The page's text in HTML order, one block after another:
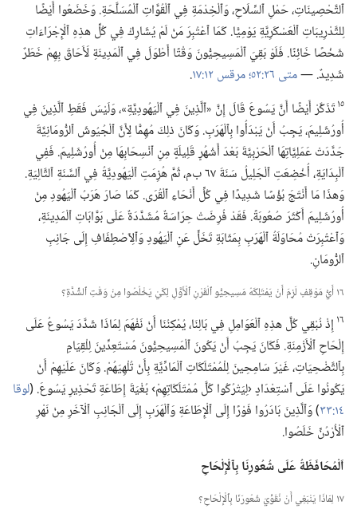
ٱلتَّحْصِينَاتِ،‏ حَمْلِ ٱلسِّلَاحِ،‏ وَٱلْخِدْمَةِ فِي ٱلْقُوَّاتِ ٱلْمُسَلَّحَةِ.‏ وَخَضَعُوا أَيْضًا
لِلتَّدْرِيبَاتِ ٱلْعَسْكَرِيَّةِ يَوْمِيًّا.‏ كَمَا ٱعْتُبِرَ مَنْ لَمْ يُشَارِكْ فِي كُلِّ هذِهِ ٱلْإِجْرَاءَاتِ
شَخْصًا خَائِنًا.‏ فَلَوْ بَقِيَ ٱلْمَسِيحِيُّونَ وَقْتًا أَطْوَلَ فِي ٱلْمَدِينَةِ لَأَحَاقَ بِهِمْ خَطَرٌ
شَدِيدٌ.‏ —‏متى ٢٦:‏٥٢؛‏ مرقس ١٢:‏١٧ ‏.‏
١٥تَذَكَّرْ أَيْضًا أَنَّ يَسُوعَ قَالَ إِنَّ «ٱلَّذِينَ فِي ٱلْيَهُودِيَّةِ»،‏ وَلَيْسَ فَقَطِ ٱلَّذِينَ فِي
أُورُشَلِيمَ،‏ يَجِبُ أَنْ يَبْدَأُوا بِٱلْهَرَبِ.‏ وَكَانَ ذلِكَ مُهِمًّا لِأَنَّ ٱلْجُيُوشَ ٱلرُّومَانِيَّةَ
جَدَّدَتْ عَمَلِيَّاتِهَا ٱلْحَرْبِيَّةَ بَعْدَ أَشْهُرٍ قَلِيلَةٍ مِنِ ٱنْسِحَابِهَا مِنْ أُورُشَلِيمَ.‏ فَفِي
ٱلْبِدَايَةِ،‏ أُخْضِعَتِ ٱلْجَلِيلُ سَنَةَ ٦٧ ب‌م،‏ ثُمَّ هُزِمَتِ ٱلْيَهُودِيَّةُ فِي ٱلسَّنَةِ ٱلتَّالِيَةِ.‏
وَهذَا مَا أَنْتَجَ بُؤْسًا شَدِيدًا فِي كُلِّ أَنْحَاءِ ٱلْقُرَى.‏ كَمَا صَارَ هَرَبُ ٱلْيَهُودِ مِنْ
أُورُشَلِيمَ أَكْثَرَ صُعُوبَةً.‏ فَقَدْ فُرِضَتْ حِرَاسَةٌ مُشَدَّدَةٌ عَلَى بَوَّابَاتِ ٱلْمَدِينَةِ،‏
وَٱعْتُبِرَتْ مُحَاوَلَةُ ٱلْهَرَبِ بِمَثَابَةِ تَخَلٍّ عَنِ ٱلْيَهُودِ وَٱلِٱصْطِفَافِ إِلَى جَانِبِ
ٱلرُّومَانِ.‏
١٦ أَيُّ مَوْقِفٍ لَزِمَ أَنْ يَمْتَلِكَهُ مَسِيحِيُّو ٱلْقَرْنِ ٱلْأَوَّلِ لِكَيْ يَخْلُصُوا مِنْ وَقْتِ ٱلشِّدَّةِ؟‏
١٦ إِذْ نُبْقِي كُلَّ هذِهِ ٱلْعَوَامِلِ فِي بَالِنَا،‏ يُمْكِنُنَا أَنْ نَفْهَمَ لِمَاذَا شَدَّدَ يَسُوعُ عَلَى
إِلْحَاحِ ٱلْأَزْمِنَةِ.‏ فَكَانَ يَجِبُ أَنْ يَكُونَ ٱلْمَسِيحِيُّونَ مُسْتَعِدِّينَ لِلْقِيَامِ
بِٱلتَّضْحِيَاتِ،‏ غَيْرَ سَامِحِينَ لِلْمُمْتَلَكَاتِ ٱلْمَادِّيَّةِ بِأَنْ تُلْهِيَهُمْ.‏ وَكَانَ عَلَيْهِمْ أَنْ
يَكُونُوا عَلَى ٱسْتِعْدَادٍ ‹لِيَتْرُكُوا كُلَّ مُمْتَلَكَاتِهِمْ› بُغْيَةَ إِطَاعَةِ تَحْذِيرِ يَسُوعَ.‏ (‏لوقا
١٤:‏٣٣
‏)‏ وَٱلَّذِينَ بَادَرُوا فَوْرًا إِلَى ٱلْإِطَاعَةِ وَٱلْهَرَبِ إِلَى ٱلْجَانِبِ ٱلْآخَرِ مِنْ نَهْرِ
ٱلْأُرْدُنِّ خَلَصُوا.‏
اَلْمُحَافَظَةُ عَلَى شُعُورِنَا بِٱلْإِلْحَاحِ
١٧ لِمَاذَا يَنْبَغِي أَنْ نُقَوِّيَ شُعُورَنَا بِٱلْإِلْحَاحِ؟‏